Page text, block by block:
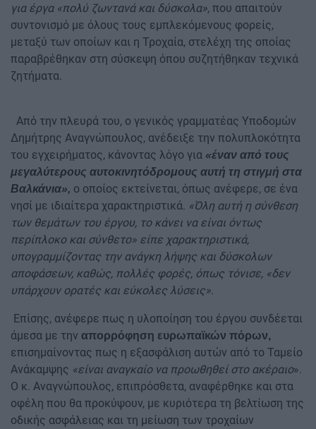
για έργα «πολύ ζωντανά και δύσκολα», που απαιτούν
συντονισμό με όλους τους εμπλεκόμενους φορείς,
μεταξύ των οποίων και η Τροχαία, στελέχη της οποίας
παραβρέθηκαν στη σύσκεψη όπου συζητήθηκαν τεχνικά
ζητήματα.
Από την πλευρά του, ο γενικός γραμματέας Υποδομών
Δημήτρης Αναγνώπουλος, ανέδειξε την πολυπλοκότητα
του εγχειρήματος, κάνοντας λόγο για «έναν από τους
μεγαλύτερους αυτοκινητόδρομους αυτή τη στιγμή στα
Βαλκάνια», ο οποίος εκτείνεται, όπως ανέφερε, σε ένα
νησί με ιδιαίτερα χαρακτηριστικά. «Όλη αυτή η σύνθεση
των θεμάτων του έργου, το κάνει να είναι όντως
περίπλοκο και σύνθετο» είπε χαρακτηριστικά,
υπογραμμίζοντας την ανάγκη λήψης και δύσκολων
αποφάσεων, καθώς, πολλές φορές, όπως τόνισε, «δεν
υπάρχουν ορατές και εύκολες λύσεις».
Επίσης, ανέφερε πως η υλοποίηση του έργου συνδέεται
άμεσα με την απορρόφηση ευρωπαϊκών πόρων,
επισημαίνοντας πως η εξασφάλιση αυτών από το Ταμείο
Ανάκαμψης «είναι αναγκαίο να προωθηθεί στο ακέραιο».
Ο κ. Αναγνώπουλος, επιπρόσθετα, αναφέρθηκε και στα
οφέλη που θα προκύψουν, με κυριότερα τη βελτίωση της
οδικής ασφάλειας και τη μείωση των τροχαίων